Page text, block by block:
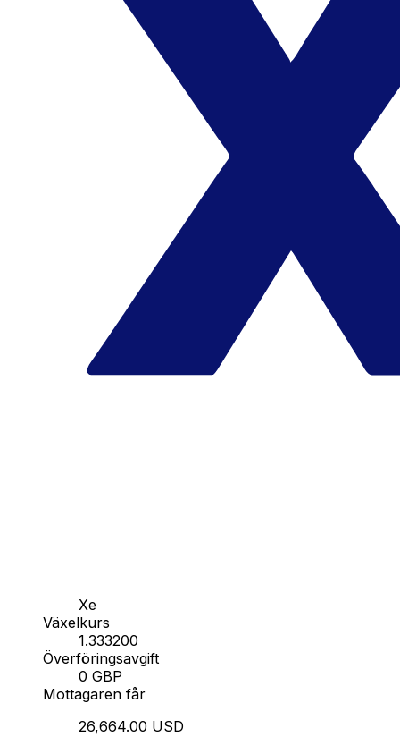
Xe
Växelkurs
1.333200
Överföringsavgift
0 GBP
Mottagaren får
26,664.00 USD